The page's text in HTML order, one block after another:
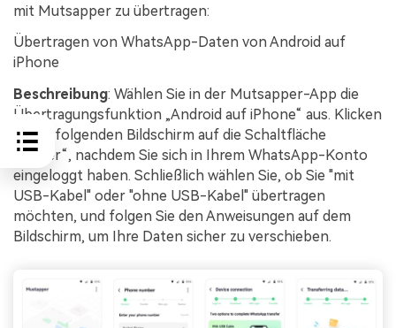
mit Mutsapper zu übertragen:
Übertragen von WhatsApp-Daten von Android auf
iPhone
Beschreibung: Wählen Sie in der Mutsapper-App die
Übertragungsfunktion „Android auf iPhone“ aus. Klicken
Sie im folgenden Bildschirm auf die Schaltfläche
„Weiter“, nachdem Sie sich in Ihrem WhatsApp-Konto
eingeloggt haben. Schließlich wählen Sie, ob Sie "mit
USB-Kabel" oder "ohne USB-Kabel" übertragen
möchten, und folgen Sie den Anweisungen auf dem
Bildschirm, um Ihre Daten sicher zu verschieben.